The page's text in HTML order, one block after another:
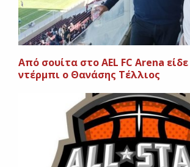
Από σουίτα στο AEL FC Arena
ντέρμπι ο Θανάσης Τέλλιος